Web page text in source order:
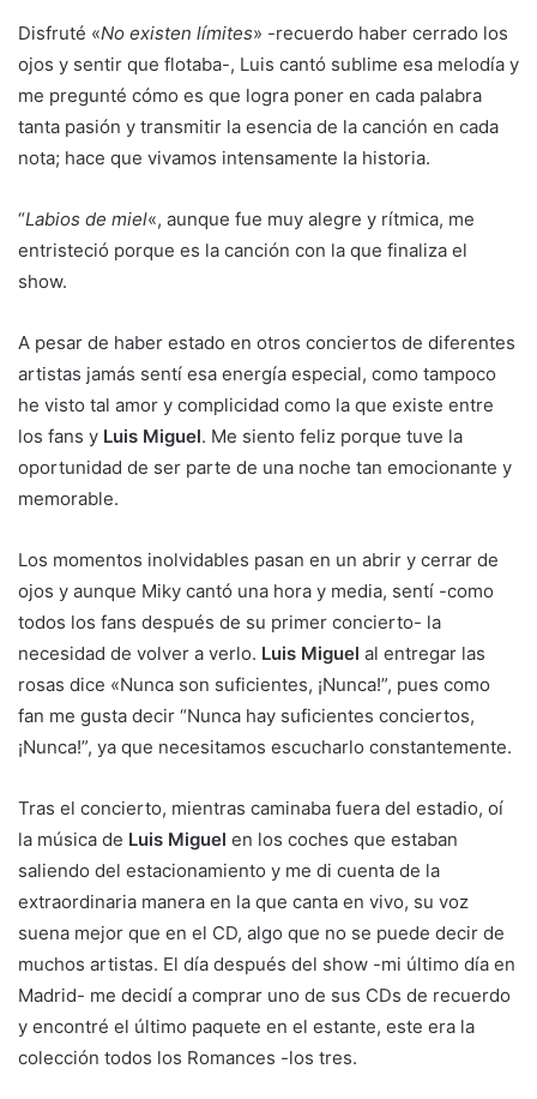
Disfruté «No existen límites» -recuerdo haber cerrado los
ojos y sentir que flotaba-, Luis cantó sublime esa melodía y
me pregunté cómo es que logra poner en cada palabra
tanta pasión y transmitir la esencia de la canción en cada
nota; hace que vivamos intensamente la historia.
“Labios de miel«, aunque fue muy alegre y rítmica, me
entristeció porque es la canción con la que finaliza el
show.
A pesar de haber estado en otros conciertos de diferentes
artistas jamás sentí esa energía especial, como tampoco
he visto tal amor y complicidad como la que existe entre
los fans y Luis Miguel. Me siento feliz porque tuve la
oportunidad de ser parte de una noche tan emocionante y
memorable.
Los momentos inolvidables pasan en un abrir y cerrar de
ojos y aunque Miky cantó una hora y media, sentí -como
todos los fans después de su primer concierto- la
necesidad de volver a verlo. Luis Miguel al entregar las
rosas dice «Nunca son suficientes, ¡Nunca!”, pues como
fan me gusta decir “Nunca hay suficientes conciertos,
¡Nunca!”, ya que necesitamos escucharlo constantemente.
Tras el concierto, mientras caminaba fuera del estadio, oí
la música de Luis Miguel en los coches que estaban
saliendo del estacionamiento y me di cuenta de la
extraordinaria manera en la que canta en vivo, su voz
suena mejor que en el CD, algo que no se puede decir de
muchos artistas. El día después del show -mi último día en
Madrid- me decidí a comprar uno de sus CDs de recuerdo
y encontré el último paquete en el estante, este era la
colección todos los Romances -los tres.